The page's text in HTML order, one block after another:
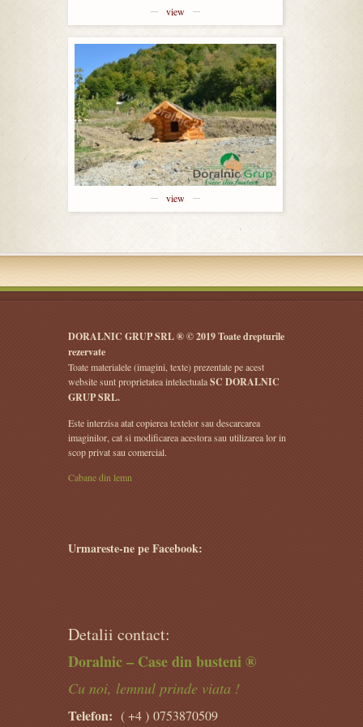
view
view
DORALNIC GRUP SRL ® © 2019 Toate drepturile
rezervate
Toate materialele (imagini, texte) prezentate pe acest
website sunt proprietatea intelectualaSC DORALNIC
GRUP SRL.
Este interzisa atat copierea textelor sau descarcarea
imaginilor, cat si modificarea acestora sau utilizarea lor in
scop privat sau comercial.
Cabane din lemn
Urmareste-ne pe Facebook:
Detalii contact:
Doralnic – Case din busteni ®
Cu noi, lemnul prinde viata !
Telefon: ( +4 ) 0753870509